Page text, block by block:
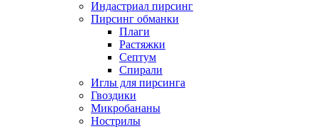
Индастриал пирсинг
Пирсинг обманки
Плаги
Растяжки
Септум
Спирали
Иглы для пирсинга
Гвоздики
Микробананы
Нострилы